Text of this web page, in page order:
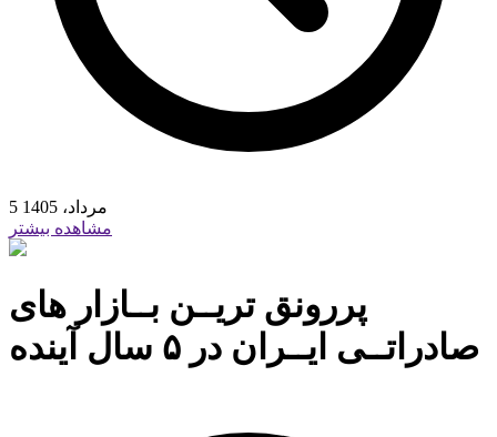
5 مرداد، 1405
مشاهده بیشتر
پررونق تریــن بــازار های
صادراتــی ایــران در ۵ سال آینده